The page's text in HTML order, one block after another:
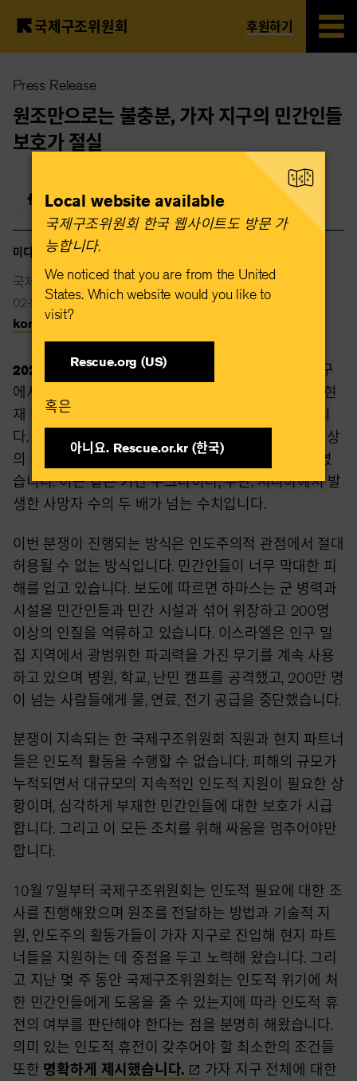
main
content
국제구조위원회 후원하기
Press Release
원조만으로는 불충분, 가자 지구의 민간인들
보호가 절실
미디어 연락처
국제구조위원회
02-2088-2015
korea@rescue.org
2023년 11월 21일 —2023년 11월 20일 —가자 지구
에서는 어느 누구도 안전하지 않습니다. 가자 지구는 현
재 민간인들에게 세계에서 가장 위험한 전쟁 지역입니
다. 보도에 따르면, 이 전쟁으로 6주 동안 11,000명 이상
의 팔레스타인이 사망했습니다. 그중 40%가 어린이였
습니다. 이는 같은 기간 우크라이나, 수단, 시리아에서 발
생한 사망자 수의 두 배가 넘는 수치입니다.
이번 분쟁이 진행되는 방식은 인도주의적 관점에서 절대
허용될 수 없는 방식입니다. 민간인들이 너무 막대한 피
해를 입고 있습니다. 보도에 따르면 하마스는 군 병력과
시설을 민간인들과 민간 시설과 섞어 위장하고 200명
이상의 인질을 억류하고 있습니다. 이스라엘은 인구 밀
집 지역에서 광범위한 파괴력을 가진 무기를 계속 사용
하고 있으며 병원, 학교, 난민 캠프를 공격했고, 200만 명
이 넘는 사람들에게 물, 연료, 전기 공급을 중단했습니다.
분쟁이 지속되는 한 국제구조위원회 직원과 현지 파트너
들은 인도적 활동을 수행할 수 없습니다. 피해의 규모가
누적되면서 대규모의 지속적인 인도적 지원이 필요한 상
황이며, 심각하게 부재한 민간인들에 대한 보호가 시급
합니다. 그리고 이 모든 조치를 위해 싸움을 멈추어야만
합니다.
10월 7일부터 국제구조위원회는 인도적 필요에 대한 조
사를 진행해왔으며 원조를 전달하는 방법과 기술적 지
원, 인도주의 활동가들이 가자 지구로 진입해 현지 파트
너들을 지원하는 데 중점을 두고 노력해 왔습니다. 그리
고 지난 몇 주 동안 국제구조위원회는 인도적 위기에 처
한 민간인들에게 도움을 줄 수 있는지에 따라 인도적 휴
전의 여부를 판단해야 한다는 점을 분명히 해왔습니다.
의미 있는 인도적 휴전이 갖추어야 할 최소한의 조건들
또한 명확하게 제시했습니다.
가자 지구 전체에 대한
Local website available
국제구조위원회 한국 웹사이트도 방문 가
능합니다.​
We noticed that you are from the United
States. Which website would you like to
visit?
Rescue.org (US)
혹은​
아니요. Rescue.or.kr (한국)​